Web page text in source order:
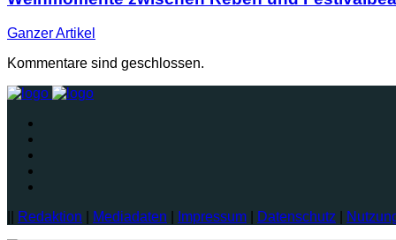
GanzerArtikel
Kommentare sind geschlossen.
Redaktion Mediadaten Impressum Datenschutz